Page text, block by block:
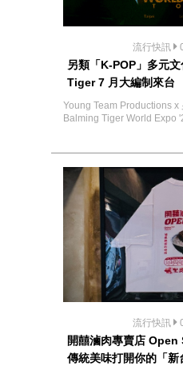
流行快訊
另類「K-POP」多元
Tiger 7 月大編制來台
Young Team Productions x
Balming Tiger World Expo
流行快訊
開囍滷肉專賣店
傳統美味打開你的「新